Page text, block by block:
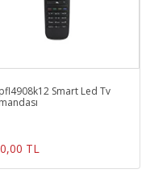
Smart Led Tv
TL